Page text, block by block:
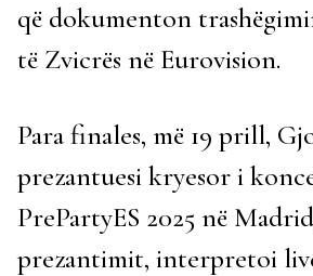
që dokumenton
të Zvicrës në Eurovision.
Para finales, më 19 prill,
prezantuesi kryesor i
PrePartyES 2025 në
prezantimit, interpretoi